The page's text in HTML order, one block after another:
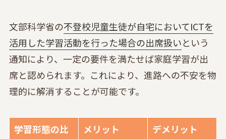
文部科学省の不登校児童生徒が自宅においてICTを
活用した学習活動を行った場合の出席扱いという
通知により、一定の要件を満たせば家庭学習が出
席と認められます。これにより、進路への不安を物
理的に解消することが可能です。
学習形態の比
メリット デメリット